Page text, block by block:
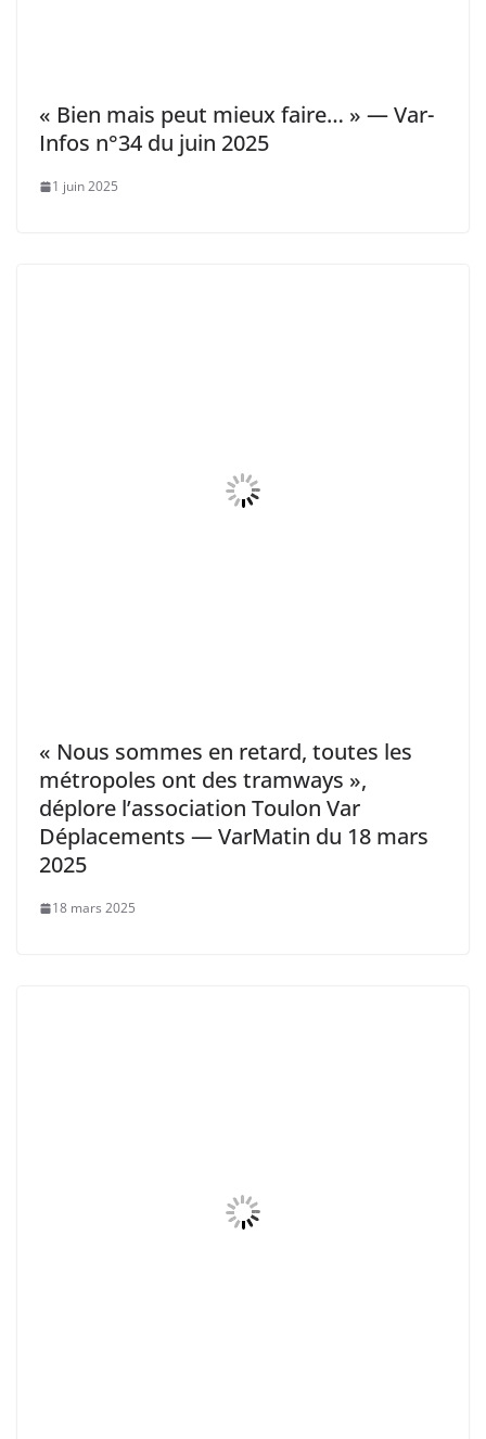
« Bien mais peut mieux faire… » — Var-
Infos n°34 du juin 2025
1 juin 2025
« Nous sommes en retard, toutes les
métropoles ont des tramways »,
déplore l’association Toulon Var
Déplacements — VarMatin du 18 mars
2025
18 mars 2025